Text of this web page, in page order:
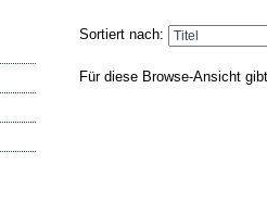
Sortiert nach:
Für diese Browse-Ansicht